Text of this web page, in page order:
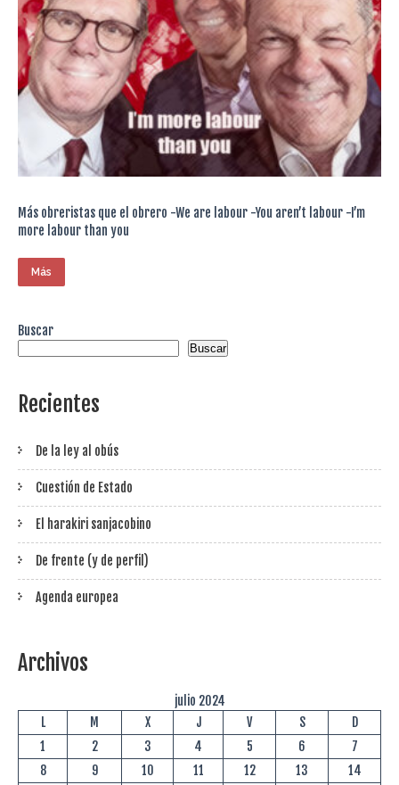
Más obreristas que el obrero -We are labour -You aren’t labour -I’m
more labour than you
Más
Buscar
Buscar
Recientes
De la ley al obús
Cuestión de Estado
El harakiri sanjacobino
De frente (y de perfil)
Agenda europea
Archivos
julio 2024
L
M X J V S
D
1
2 3 4 5 6
7
8
9 10 11 12 13
14